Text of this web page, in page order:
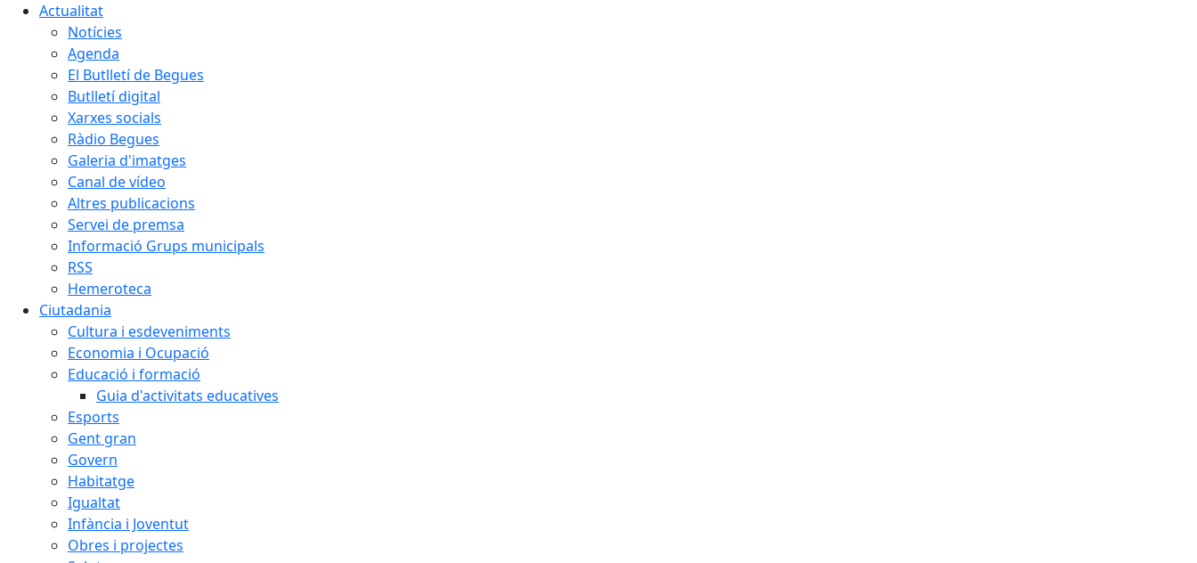
Actualitat
Notícies
Agenda
El Butlletí de Begues
Butlletí digital
Xarxes socials
Ràdio Begues
Galeria d'imatges
Canal de vídeo
Altres publicacions
Servei de premsa
Informació Grups municipals
RSS
Hemeroteca
Ciutadania
Cultura i esdeveniments
Economia i Ocupació
Educació i formació
Guia d'activitats educatives
Esports
Gent gran
Govern
Habitatge
Igualtat
Infància i Joventut
Obres i projectes